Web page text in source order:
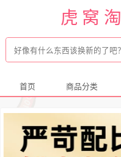
虎窝淘
首页 商品分类